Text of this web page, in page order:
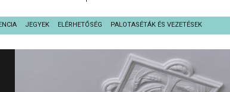
JEGYEK ELÉRHETŐSÉG PALOTASÉTÁK ÉS VEZETÉSEK